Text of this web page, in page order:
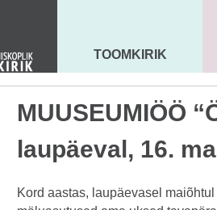
MAARJA KIRIK
TOOMKIRIK
MUUSEUMIÖÖ
laupäeval, 16.
Kord aastas, laupäevasel